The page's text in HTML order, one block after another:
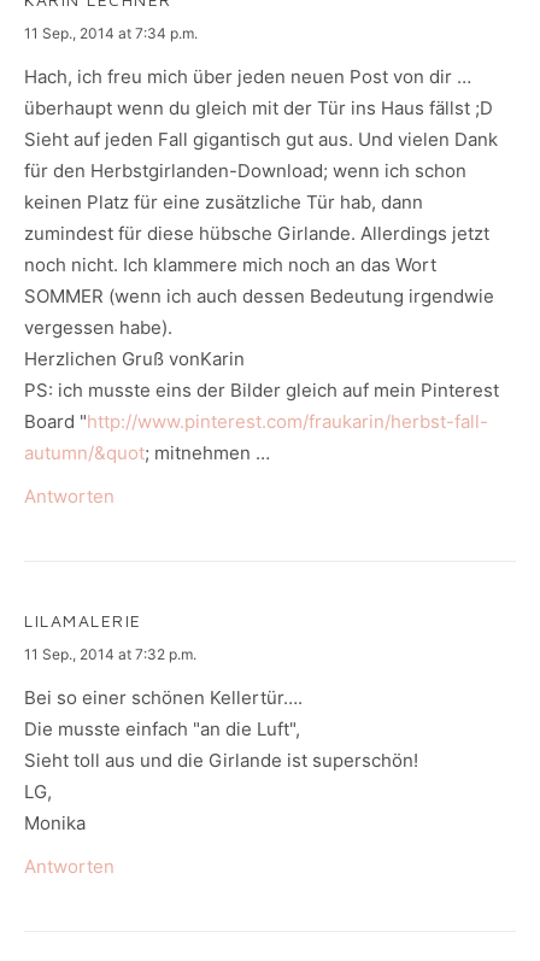
says:
11 Sep., 2014 at 7:34 p.m.
Hach, ich freu mich über jeden neuen Post von dir …
überhaupt wenn du gleich mit der Tür ins Haus fällst ;D
Sieht auf jeden Fall gigantisch gut aus. Und vielen Dank
für den Herbstgirlanden-Download; wenn ich schon
keinen Platz für eine zusätzliche Tür hab, dann
zumindest für diese hübsche Girlande. Allerdings jetzt
noch nicht. Ich klammere mich noch an das Wort
SOMMER (wenn ich auch dessen Bedeutung irgendwie
vergessen habe).
Herzlichen Gruß vonKarin
PS: ich musste eins der Bilder gleich auf mein Pinterest
Board "http://www.pinterest.com/fraukarin/herbst-fall-
autumn/&quot; mitnehmen …
Antworten
LILAMALERIE
says:
11 Sep., 2014 at 7:32 p.m.
Bei so einer schönen Kellertür….
Die musste einfach "an die Luft",
Sieht toll aus und die Girlande ist superschön!
LG,
Monika
Antworten